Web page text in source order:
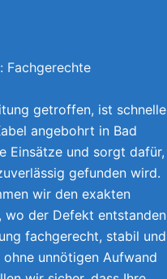
Fachgerechte
getroffen, ist schnelle
angebohrt in Bad
Einsätze und sorgt dafür,
gefunden wird.
wir den exakten
wo der Defekt entstanden
fachgerecht, stabil und
unnötigen Aufwand